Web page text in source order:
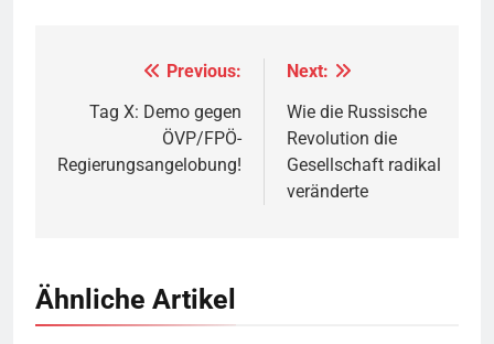
Beitragsnavigation
Previous:
Tag X: Demo gegen
ÖVP/FPÖ-
Regierungsangelobung!
Next:
Wie die Russische
Revolution die
Gesellschaft radikal
veränderte
Ähnliche Artikel